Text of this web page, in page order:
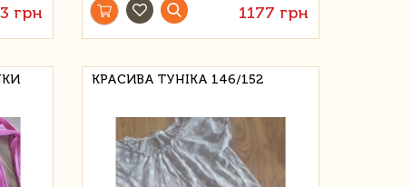
грн 1177 грн
КРАСИВА ТУНІКА 146/152